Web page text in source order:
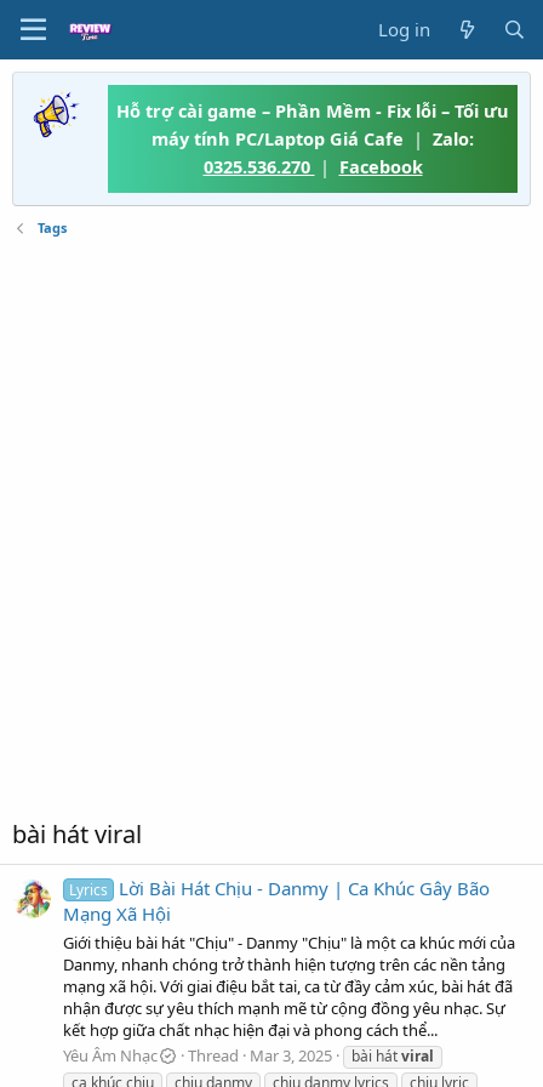
Log in
Hỗ trợ cài game – Phần Mềm - Fix lỗi – Tối ưu
máy tính PC/Laptop Giá Cafe | Zalo:
0325.536.270 | Facebook
Tags
bài hát viral
Lyrics
Lời Bài Hát Chịu - Danmy | Ca Khúc Gây Bão
Mạng Xã Hội
Giới thiệu bài hát "Chịu" - Danmy "Chịu" là một ca khúc mới của
Danmy, nhanh chóng trở thành hiện tượng trên các nền tảng
mạng xã hội. Với giai điệu bắt tai, ca từ đầy cảm xúc, bài hát đã
nhận được sự yêu thích mạnh mẽ từ cộng đồng yêu nhạc. Sự
kết hợp giữa chất nhạc hiện đại và phong cách thể...
Yêu Âm Nhạc
Thread Mar 3, 2025 bài hátviral
ca khúc chịu
chịu danmy chịu danmy lyrics chịu lyric